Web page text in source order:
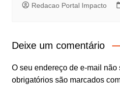
Redacao Portal Impacto
Deixe um comentário
O seu endereço de e-mail não
obrigatórios são marcados